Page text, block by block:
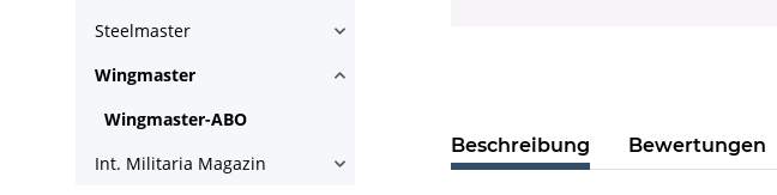
Beschreibung Bewertungen
Steelmaster
Wingmaster
Wingmaster-ABO
Int. Militaria Magazin